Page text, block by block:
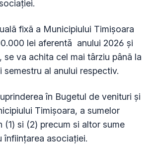
fixã a Municipiului Timișoara
lei aferentă anului 2026 și
se va achita cel mai târziu pânã la
semestru al anului respectiv.
în Bugetul de venituri şi
Timişoara, a sumelor
(1) si (2) precum si altor sume
înființarea asociației.